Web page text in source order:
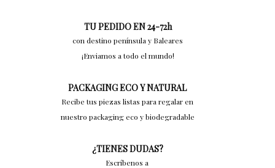
TU PEDIDO EN 24-72h
con destino península y Baleares
¡Enviamos a todo el mundo!
PACKAGING ECO Y NATURAL
Recibe tus piezas listas para regalar en
nuestro packaging eco y biodegradable
¿TIENES DUDAS?
Escríbenos a